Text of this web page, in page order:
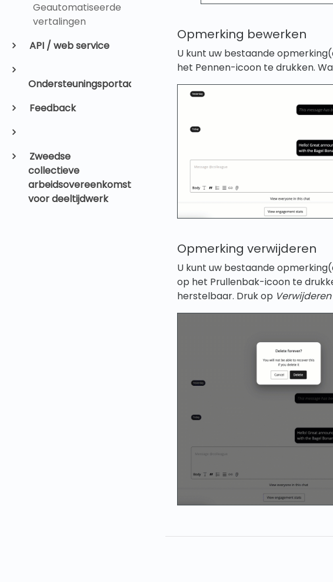
Geautomatiseerde
vertalingen
API / web service
Ondersteuningsportaal
Feedback
Zweedse
collectieve
arbeidsovereenkomst
voor deeltijdwerk
Opmerking bewerken
U kunt uw bestaande
het Pennen-icoon te drukken.
Opmerking verwijderen
U kunt uw bestaande
op het Prullenbak-icoon te
herstelbaar. Druk op Verwijderen